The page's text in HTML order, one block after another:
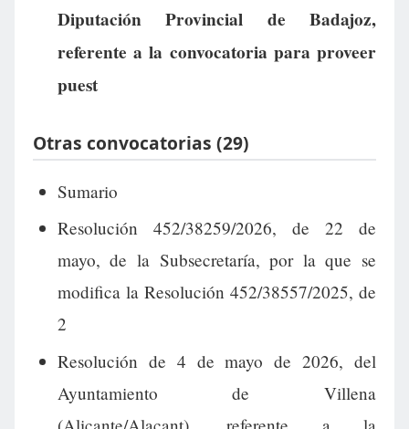
Diputación Provincial de Badajoz,
referente a la convocatoria para proveer
puest
Otras convocatorias (29)
Sumario
Resolución 452/38259/2026, de 22 de
mayo, de la Subsecretaría, por la que se
modifica la Resolución 452/38557/2025, de
2
Resolución de 4 de mayo de 2026, del
Ayuntamiento de Villena